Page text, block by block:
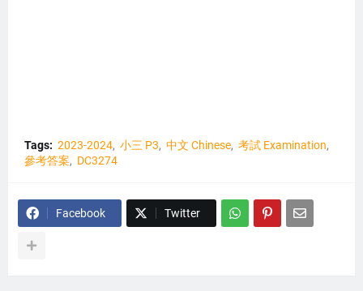
Tags: 2023-2024 小三 P3 中文 Chinese 考試 Examination
參考答案
DC3274
Facebook Twitter